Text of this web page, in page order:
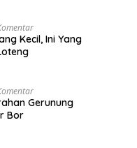
Kecil, Ini Yang
Gerunung
Bor